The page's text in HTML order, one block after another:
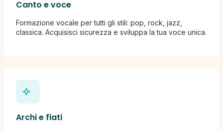
Canto e voce
Formazione vocale per tutti gli stili: pop, rock, jazz,
classica. Acquisisci sicurezza e sviluppa la tua voce unica.
Archi e fiati